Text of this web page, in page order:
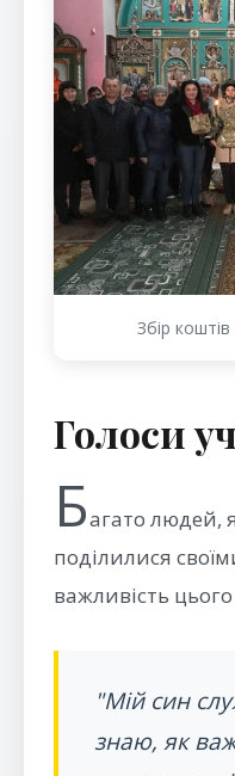
Збір коштів
Голоси
Багато людей,
поділилися
важливість
"Мій син
знаю, як